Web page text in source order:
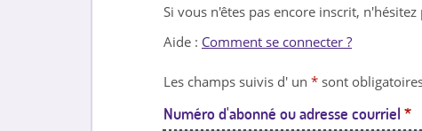
n
l
e
Si vous n'êtes pas encore inscrit, n'hésitez
Aide : Comment se connecter ?
Les champs suivis d' un * sont
Numéro d'abonné ou adresse courriel *